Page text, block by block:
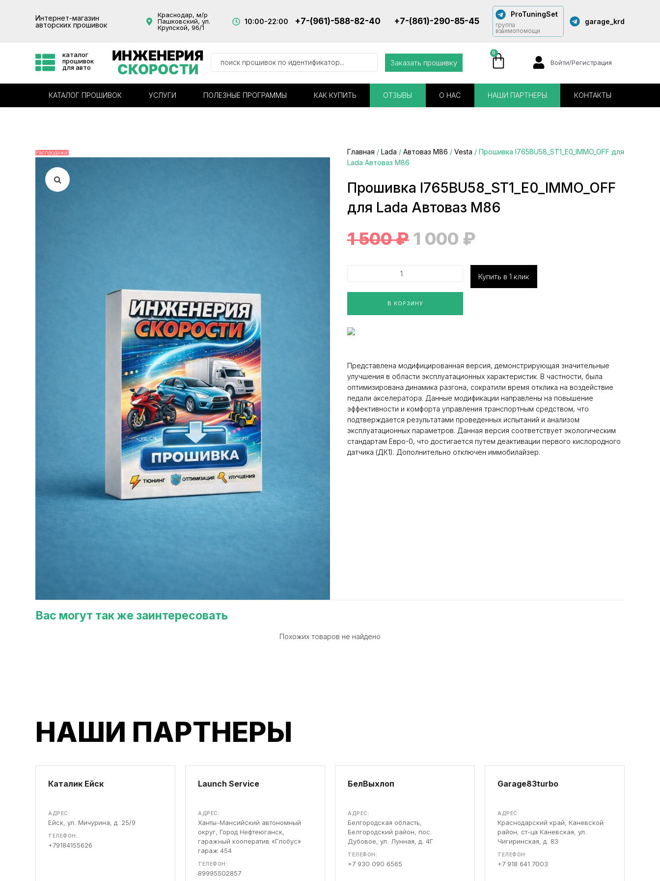
Интернет-магазин
авторских прошивок
Краснодар, м/р
Пашковский, ул.
Крупской, 96/1
10:00-22:00 +7-(961)-588-82-40 +7-(861)-290-85-45
ProTuningSet
группа
взаимопомощи
garage_krd
каталог
прошивок
для авто
ИНЖЕНЕРИЯ
СКОРОСТИ
Заказать прошивку
0
Войти/Регистрация
КАТАЛОГ ПРОШИВОК УСЛУГИ ПОЛЕЗНЫЕ ПРОГРАММЫ КАК КУПИТЬ ОТЗЫВЫ О НАС НАШИ ПАРТНЕРЫ КОНТАКТЫ
Распродажа! Главная / Lada / Автоваз М86 / Vesta / Прошивка I765BU58_ST1_E0_IMMO_OFF для
Lada Автоваз М86
Прошивка I765BU58_ST1_E0_IMMO_OFF
для Lada Автоваз М86
1 500₽ 1 000 ₽
В КОРЗИНУ
Купить в 1 клик
Представлена модифицированная версия, демонстрирующая значительные
улучшения в области эксплуатационных характеристик. В частности, была
оптимизирована динамика разгона, сократили время отклика на воздействие
педали акселератора. Данные модификации направлены на повышение
эффективности и комфорта управления транспортным средством, что
подтверждается результатами проведенных испытаний и анализом
эксплуатационных параметров. Данная версия соответствует экологическим
стандартам Евро-0, что достигается путем деактивации первого кислородного
датчика (ДК1). Дополнительно отключен иммобилайзер.
Вас могут так же заинтересовать
Похожих товаров не найдено
НАШИ ПАРТНЕРЫ
Каталик Ейск
АДРЕС:
Ейск, ул. Мичурина, д. 25/9
ТЕЛЕФОН:
+79184155626
Launch Service
АДРЕС:
Ханты-Мансийский автономный
округ, Город Нефтеюганск,
гаражный кооператив «Глобус»
гараж 454
ТЕЛЕФОН:
89995502857
БелВыхлоп
АДРЕС:
Белгородская область,
Белгородский район, пос.
Дубовое, ул. Лунная, д. 4Г
ТЕЛЕФОН:
+7 930 090 6565
Garage83turbo
АДРЕС:
Краснодарский край, Каневской
район, ст-ца Каневская, ул.
Чигиринская, д. 83
ТЕЛЕФОН:
+7 918 641 7003